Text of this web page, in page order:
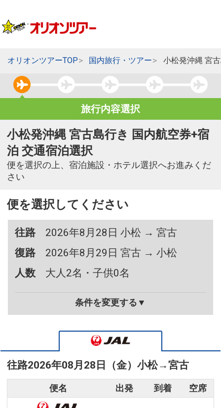
オリオンツアーTOP 国内旅行・ツアー 小松発沖縄 宮
旅行内容選択
小松発沖縄 宮古島行き 国内航空券+宿
泊 交通宿泊選択
便を選択の上、宿泊施設・ホテル選択へお進みくだ
さい
便を選択してください
往路
2026年8月28日 小松 → 宮古
復路
2026年8月29日 宮古 → 小松
人数
大人2名・子供0名
条件を変更する▼
往路2026年08月28日（金） 小松→宮古
便名 出発 到着 空席